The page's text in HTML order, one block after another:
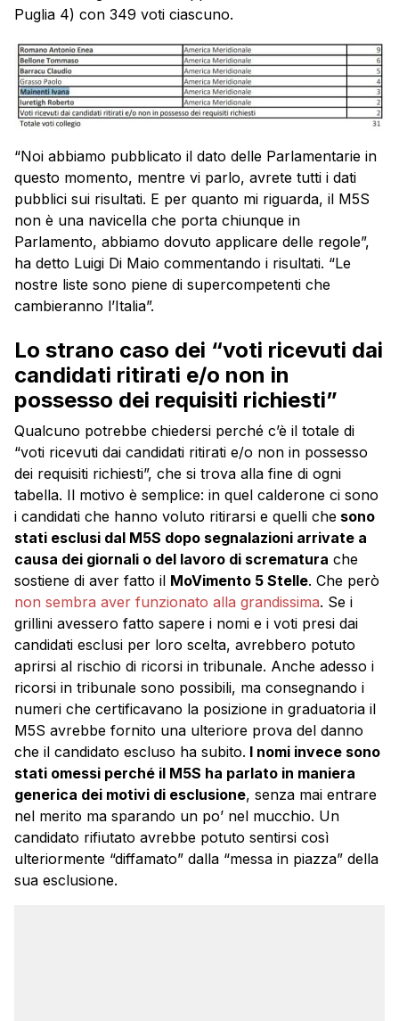
Puglia 4) con 349 voti ciascuno.
“Noi abbiamo pubblicato il dato delle Parlamentarie in
questo momento, mentre vi parlo, avrete tutti i dati
pubblici sui risultati. E per quanto mi riguarda, il M5S
non è una navicella che porta chiunque in
Parlamento, abbiamo dovuto applicare delle regole”,
ha detto Luigi Di Maio commentando i risultati. “Le
nostre liste sono piene di supercompetenti che
cambieranno l’Italia”.
Lo strano caso dei “voti ricevuti dai
candidati ritirati e/o non in
possesso dei requisiti richiesti”
Qualcuno potrebbe chiedersi perché c’è il totale di
“voti ricevuti dai candidati ritirati e/o non in possesso
dei requisiti richiesti”, che si trova alla fine di ogni
tabella. Il motivo è semplice: in quel calderone ci sono
i candidati che hanno voluto ritirarsi e quelli che sono
stati esclusi dal M5S dopo segnalazioni arrivate a
causa dei giornali o del lavoro di scrematura che
sostiene di aver fatto il MoVimento 5 Stelle. Che però
non sembra aver funzionato alla grandissima. Se i
grillini avessero fatto sapere i nomi e i voti presi dai
candidati esclusi per loro scelta, avrebbero potuto
aprirsi al rischio di ricorsi in tribunale. Anche adesso i
ricorsi in tribunale sono possibili, ma consegnando i
numeri che certificavano la posizione in graduatoria il
M5S avrebbe fornito una ulteriore prova del danno
che il candidato escluso ha subito. I nomi invece sono
stati omessi perché il M5S ha parlato in maniera
generica dei motivi di esclusione, senza mai entrare
nel merito ma sparando un po’ nel mucchio. Un
candidato rifiutato avrebbe potuto sentirsi così
ulteriormente “diffamato” dalla “messa in piazza” della
sua esclusione.